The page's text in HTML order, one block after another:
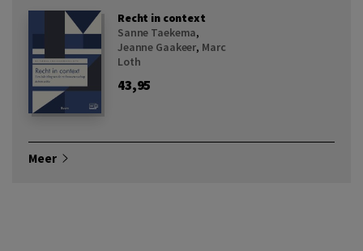
Recht in context
Sanne Taekema,
Jeanne Gaakeer, Marc
Loth
43,95
Meer